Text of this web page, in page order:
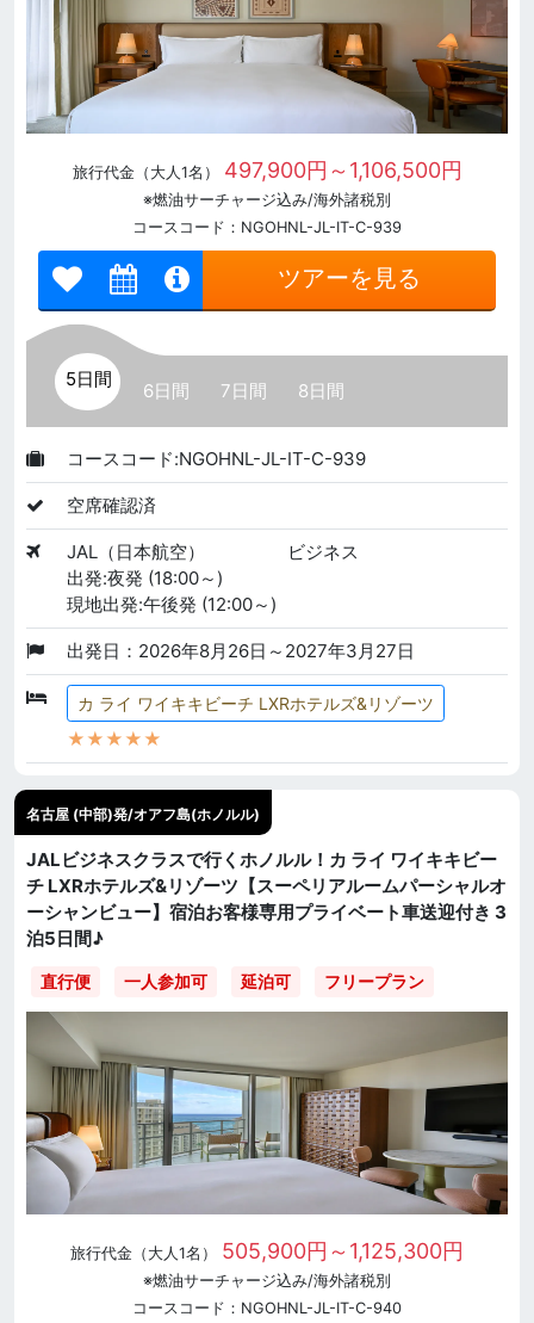
旅行代金（大人1名） 497,900円～1,106,500円
※燃油サーチャージ込み/海外諸税別
コースコード：NGOHNL-JL-IT-C-939
ツアーを見る
5日間
6日間 7日間 8日間
コースコード:NGOHNL-JL-IT-C-939
空席確認済
JAL（日本航空）
ビジネス
出発:夜発 (18:00～)
現地出発:午後発 (12:00～)
出発日：2026年8月26日～2027年3月27日
カ ライ ワイキキビーチ LXRホテルズ&リゾーツ
★★★★★
名古屋 (中部)発/オアフ島(ホノルル)
JALビジネスクラスで行くホノルル！カ ライ ワイキキビー
チ LXRホテルズ&リゾーツ【スーペリアルームパーシャルオ
ーシャンビュー】宿泊お客様専用プライベート車送迎付き 3
泊5日間♪
直行便 一人参加可 延泊可 フリープラン
旅行代金（大人1名） 505,900円～1,125,300円
※燃油サーチャージ込み/海外諸税別
コースコード：NGOHNL-JL-IT-C-940